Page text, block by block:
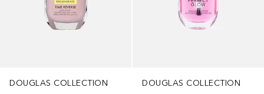
DOUGLAS COLLECTION
DOUGLAS COLLECTION